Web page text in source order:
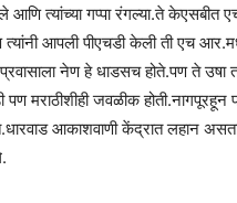
आणि त्यांच्या गप्पा रंगल्या.ते
आपली पीएचडी केली ती एच
प्रवासाला नेण हे धाडसच होते.पण ते
पण मराठीशीही जवळीक
आकाशवाणी केंद्रात लहान